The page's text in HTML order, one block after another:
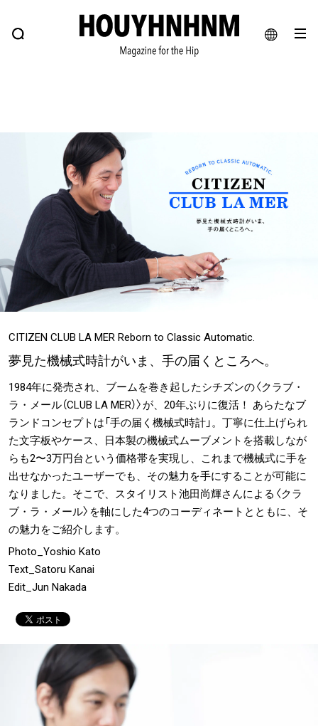
BLOG SNAP
#注目のタグ
#SHOPPING ADDICT #憧れの逸品
#ESSENTIAL DESIGNS #古着サミット
#NEW VINTAGE #マイナーグッド図鑑
#路地裏てぃーん。 #MONTHLY JOURNAL
#GH 銘品の所以 #フイナムのYouTube
#Commune H #FOCUS IT #AH.H
#ととけん
CITIZEN CLUB LA MER Reborn to Classic Automatic.
夢見た機械式時計がいま、手の届くところへ。
1984年に発売され、ブームを巻き起したシチズンの〈クラブ・
ラ・メール（CLUB LA MER）〉が、20年ぶりに復活！ あらたなブ
ランドコンセプトは「手の届く機械式時計」。丁寧に仕上げられ
た文字板やケース、日本製の機械式ムーブメントを搭載しなが
らも2〜3万円台という価格帯を実現し、これまで機械式に手を
出せなかったユーザーでも、その魅力を手にすることが可能に
なりました。そこで、スタイリスト池田尚輝さんによる〈クラ
ブ・ラ・メール〉を軸にした4つのコーディネートとともに、そ
の魅力をご紹介します。
Photo_Yoshio Kato
Text_Satoru Kanai
Edit_Jun Nakada